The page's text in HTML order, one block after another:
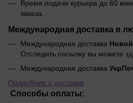
Время подачи курьера до 60
заказа.
Международная доставка в
Международная доставка
Отследить посылку вы можете
Международная доставка
Подробнее о доставке
Способы оплаты: